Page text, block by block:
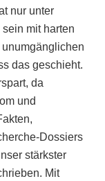
nur unter
mit harten
das geschieht.
da
und
Dossiers
stärkster
Mit